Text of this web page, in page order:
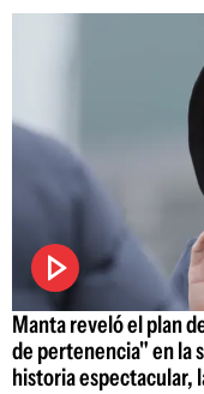
Manta reveló el plan
de pertenencia" en la
historia espectacular,